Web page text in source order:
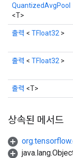
QuantizedAvgPool
<T>
출력 < TFloat32 >
출력 < TFloat32 >
출력 <T>
상속된 메서드